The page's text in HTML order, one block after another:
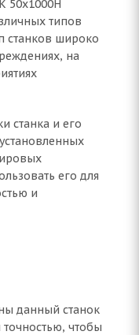
50x1000H
типов
станков широко
на
станка и его
его для
и
данный станок
точностью, чтобы